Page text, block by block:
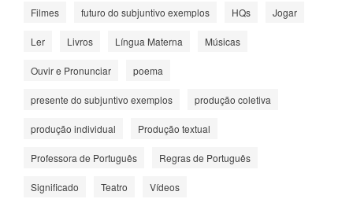
Filmes futuro do subjuntivo exemplos HQs Jogar
Ler Livros Língua Materna Músicas
Ouvir e Pronunciar poema
presente do subjuntivo exemplos produção coletiva
produção individual Produção textual
Professora de Português Regras de Português
Significado Teatro Vídeos